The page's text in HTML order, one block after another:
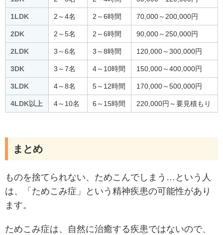
1LDK 2～4名 2～6時間 70,000～200,000円
2DK 2～5名 2～6時間 90,000～250,000円
2LDK 3～6名 3～8時間 120,000～300,000円
3DK 3～7名 4～10時間 150,000～400,000円
3LDK 4～8名 5～12時間 170,000～500,000円
4LDK以上 4～10名 6～15時間 220,000円～要見積もり
まとめ
ものを捨てられない、ためこんでしまう…という人
は、「ためこみ症」という精神疾患の可能性があり
ます。
ためこみ症は、自然に治癒する疾患ではないので、